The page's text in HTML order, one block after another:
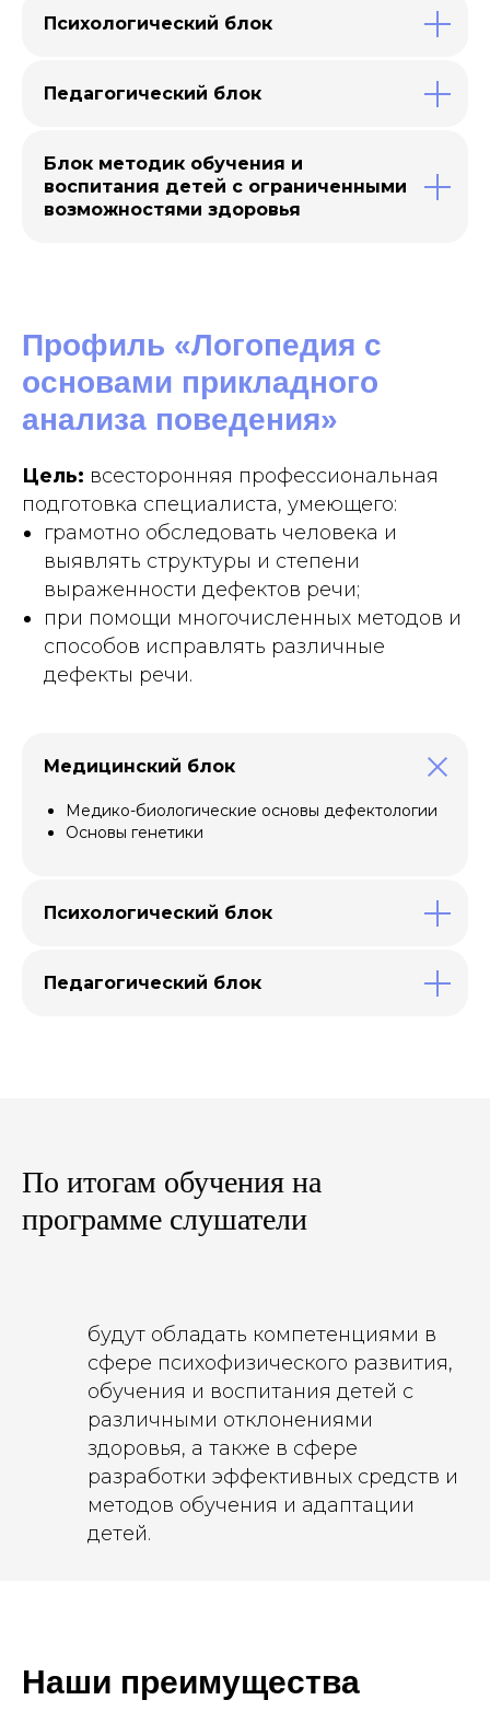
Психологический блок
Педагогический блок
Блок методик обучения и
воспитания детей с ограниченными
возможностями здоровья
Профиль «Логопедия с
основами прикладного
анализа поведения»
Цель: всесторонняя профессиональная
подготовка специалиста, умеющего:
грамотно обследовать человека и
выявлять структуры и степени
выраженности дефектов речи;
при помощи многочисленных методов и
способов исправлять различные
дефекты речи.
Медицинский блок
Медико-биологические основы дефектологии
Основы генетики
Психологический блок
Педагогический блок
По итогам обучения на
программе слушатели
будут обладать компетенциями в
сфере психофизического развития,
обучения и воспитания детей с
различными отклонениями
здоровья, а также в сфере
разработки эффективных средств и
методов обучения и адаптации
детей.
Наши преимущества